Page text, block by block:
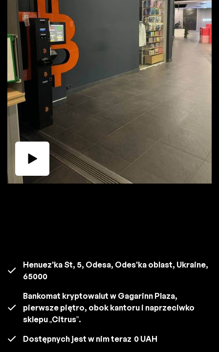
Henuez'ka St, 5, Odesa, Odes'ka oblast, Ukraine,
65000
Bankomat kryptowalut w Gagarinn Plaza,
pierwsze piętro, obok kantoru i naprzeciwko
sklepu „Citrus”.
Dostępnych jest w nim teraz 0 UAH